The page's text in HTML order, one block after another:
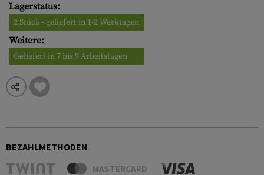
Lagerstatus:
2 Stück - geliefert in 1-2 Werktagen
Weitere:
Geliefert in 7 bis 9 Arbeitstagen
BEZAHLMETHODEN
MASTERCARD